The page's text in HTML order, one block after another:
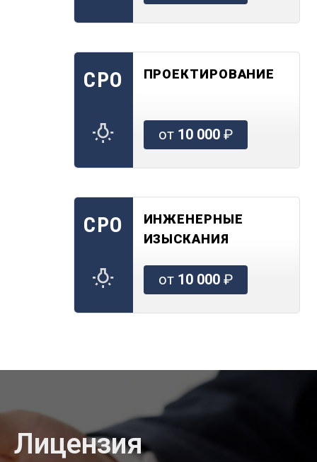
СРО ПРОЕКТИРОВАНИЕ
от 10 000₽
СРО
ИНЖЕНЕРНЫЕ
ИЗЫСКАНИЯ
от 10 000₽
Лицензия